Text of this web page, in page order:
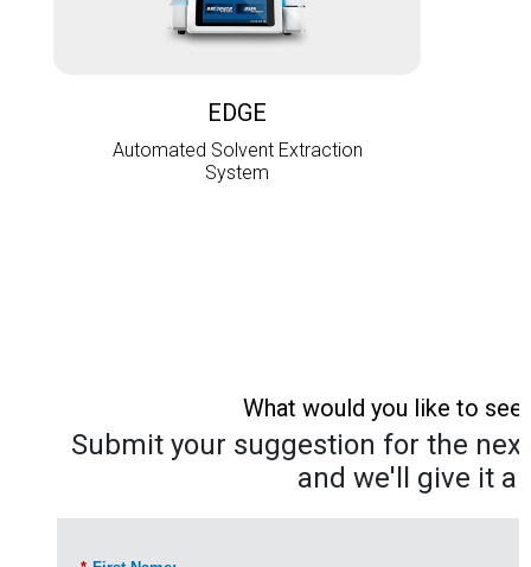
EDGE
Automated Solvent Extraction
System
What would you like to
Submit your suggestion for the
and we'll give it a